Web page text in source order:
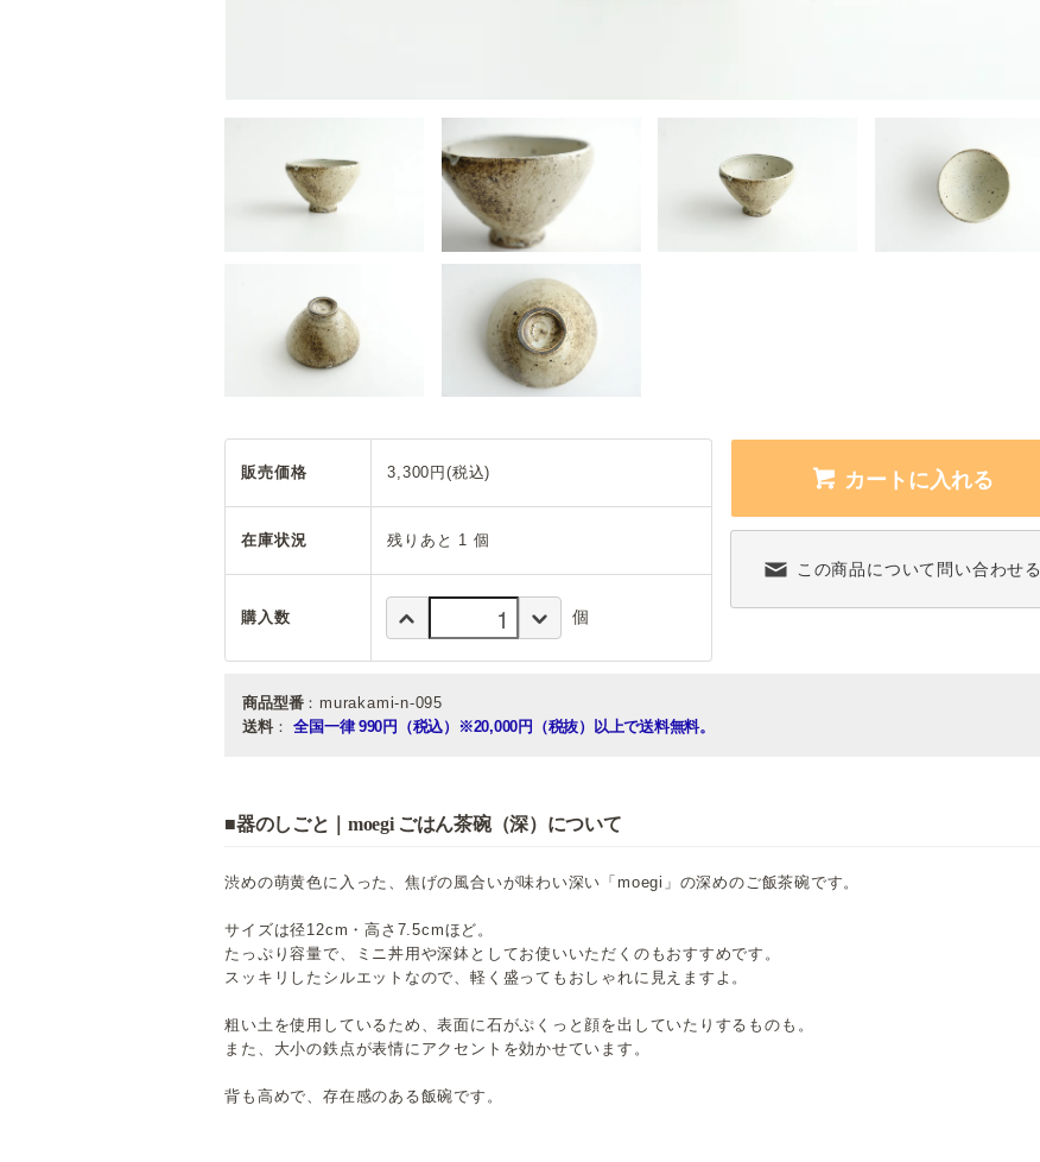
販売価格 3,300円(税込)
在庫状況 残りあと 1 個
購入数 個
カートに入れる
この商品について問い合わせる
商品型番：murakami-n-095
送料： 全国一律 990円（税込） ※20,000円（税抜）以上で送料無料。
■器のしごと｜moegi ごはん茶碗（深）について
渋めの萌黄色に入った、焦げの風合いが味わい深い「moegi」の深めのご飯茶碗です。
サイズは径12cm・高さ7.5cmほど。
たっぷり容量で、ミニ丼用や深鉢としてお使いいただくのもおすすめです。
スッキリしたシルエットなので、軽く盛ってもおしゃれに見えますよ。
粗い土を使用しているため、表面に石がぷくっと顔を出していたりするものも。
また、大小の鉄点が表情にアクセントを効かせています。
背も高めで、存在感のある飯碗です。